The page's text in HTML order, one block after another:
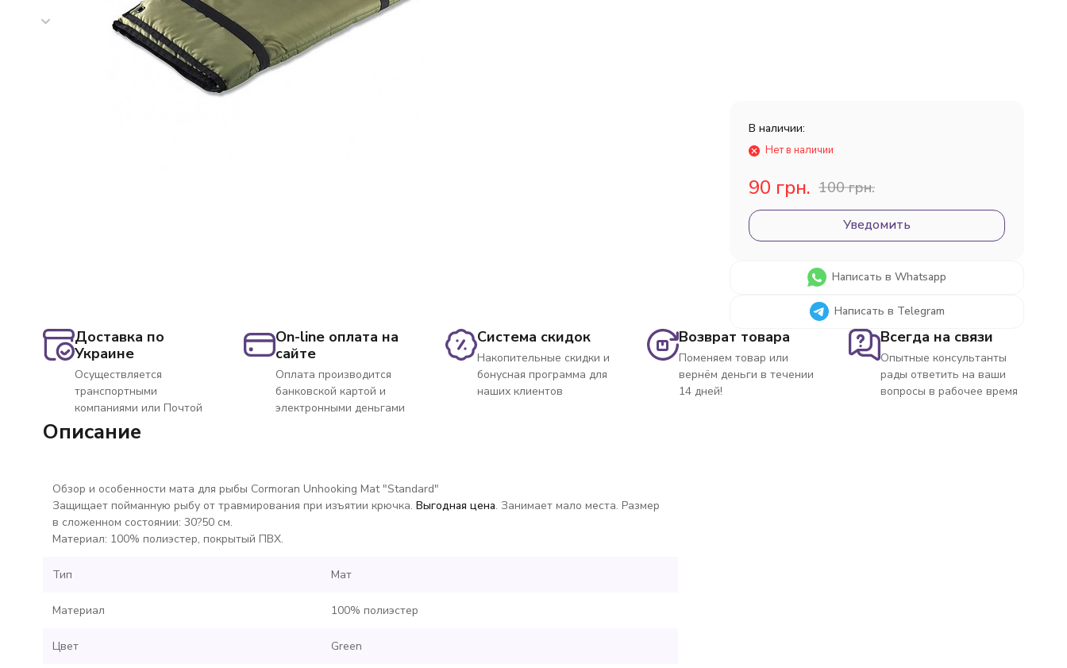
В наличии:
Нет в наличии
90 грн. 100 грн.
Уведомить
Написать в Whatsapp
Написать в Telegram
Доставка по
Украине
Осуществляется
транспортными
компаниями или Почтой
On-line оплата на
сайте
Оплата производится
банковской картой и
электронными деньгами
Система скидок
Накопительные скидки и
бонусная программа для
наших клиентов
Возврат товара
Поменяем товар или
вернём деньги в течении
14 дней!
Всегда на связи
Опытные консультанты
рады ответить на ваши
вопросы в рабочее время
Описание
Обзор и особенности мата для рыбы Cormoran Unhooking Mat "Standard"
Защищает пойманную рыбу от травмирования при изъятии крючка. Выгодная цена. Занимает мало места. Размер
в сложенном состоянии: 30?50 см.
Материал: 100% полиэстер, покрытый ПВХ.
Тип Мат
Материал 100% полиэстер
Цвет Green